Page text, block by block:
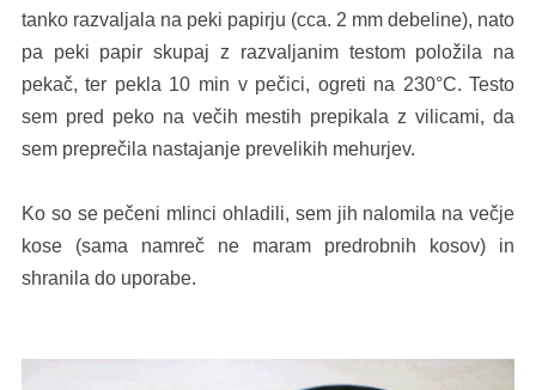
tanko razvaljala na peki papirju (cca. 2 mm debeline), nato
pa peki papir skupaj z razvaljanim testom položila na
pekač, ter pekla 10 min v pečici, ogreti na 230°C. Testo
sem pred peko na večih mestih prepikala z vilicami, da
sem preprečila nastajanje prevelikih mehurjev.
Ko so se pečeni mlinci ohladili, sem jih nalomila na večje
kose (sama namreč ne maram predrobnih kosov) in
shranila do uporabe.